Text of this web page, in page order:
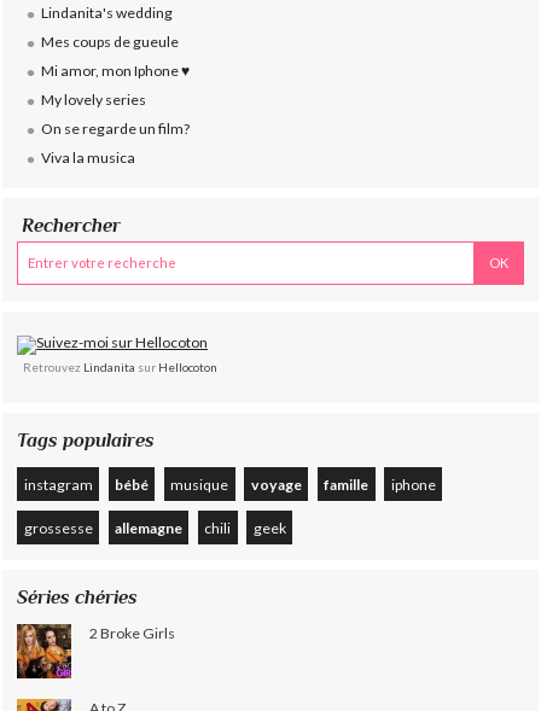
Lindanita's wedding
Mes coups de gueule
Mi amor, mon Iphone ♥
My lovely series
On se regarde un film?
Viva la musica
Rechercher
Retrouvez Lindanita sur Hellocoton
Tags populaires
instagram bébé musique voyage famille iphone
grossesse allemagne chili geek
Séries chéries
2 Broke Girls